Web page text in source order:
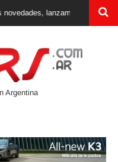
lanzamientos y test
Argentina